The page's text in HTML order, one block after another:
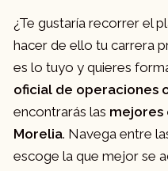
¿Te gustaría recorrer el
hacer de ello tu carrera
es lo tuyo y quieres
oficial de operaciones
encontrarás las mejores
Morelia. Navega entre
escoge la que mejor se